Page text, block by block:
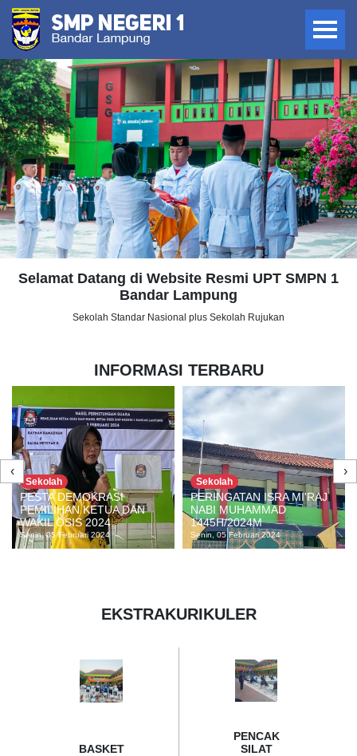
Selamat Datang di Website Resmi UPT SMPN 1
Bandar Lampung
Sekolah Standar Nasional plus Sekolah Rujukan
INFORMASI TERBARU
Sekolah
PERINGATAN ISRA MI'RAJ
NABI MUHAMMAD
1445H/2024M
Senin, 05 Februari 2024
Sekolah
PRESTASI MEDALI EMAS
ATLETIK TINGKAT
PROVINSI
Selasa, 30 Januari 2024
‹ ›
EKSTRAKURIKULER
BASKET
PENCAK
SILAT